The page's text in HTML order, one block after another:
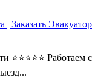
| Заказать Эвакуатор
Работаем с